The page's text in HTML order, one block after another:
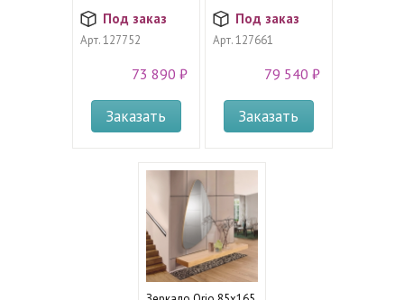
Под заказ
Арт.127752
73 890 ₽
Заказать
Под заказ
Арт.127661
79 540 ₽
Заказать